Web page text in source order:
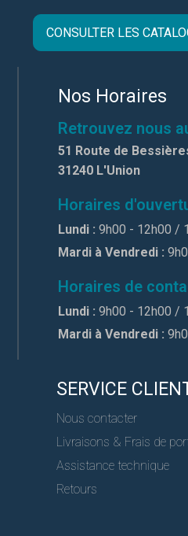
CONSULTER LES
Nos Horaires
Retrouvez nous
51 Route de
31240 L'Union
Horaires
Lundi : 9h00 - 12h00 /
Mardi à Vendredi :
Horaires de
Lundi : 9h00 - 12h00 /
Mardi à Vendredi :
SERVICE
Nous contacter
Livraisons & Frais de
Assistance technique
Retours